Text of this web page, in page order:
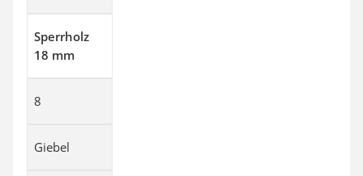
Sperrholz
18 mm
8
Giebel